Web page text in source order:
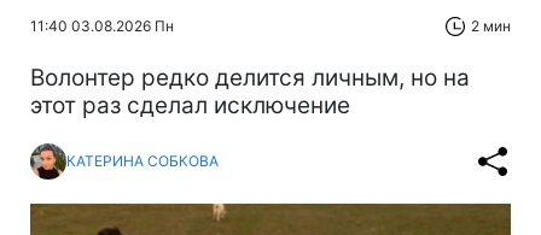
11:40 03.08.2026 Пн 2 мин
Волонтер редко делится личным, но на
этот раз сделал исключение
КАТЕРИНА СОБКОВА